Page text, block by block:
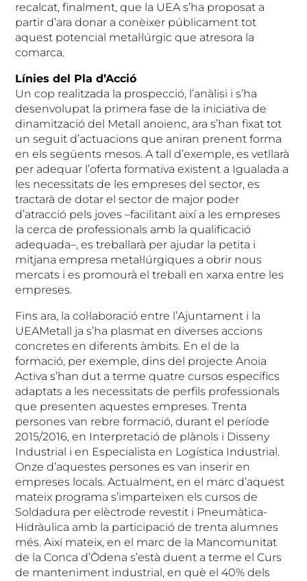
recalcat, finalment, que la UEA s’ha proposat a
partir d’ara donar a conèixer públicament tot
aquest potencial metal·lúrgic que atresora la
comarca.
Línies del Pla d’Acció
Un cop realitzada la prospecció, l’anàlisi i s’ha
desenvolupat la primera fase de la iniciativa de
dinamització del Metall anoienc, ara s’han fixat tot
un seguit d’actuacions que aniran prenent forma
en els següents mesos. A tall d’exemple, es vetllarà
per adequar l’oferta formativa existent a Igualada a
les necessitats de les empreses del sector, es
tractarà de dotar el sector de major poder
d’atracció pels joves –facilitant així a les empreses
la cerca de professionals amb la qualificació
adequada–, es treballarà per ajudar la petita i
mitjana empresa metal·lúrgiques a obrir nous
mercats i es promourà el treball en xarxa entre les
empreses.
Fins ara, la col·laboració entre l’Ajuntament i la
UEAMetall ja s’ha plasmat en diverses accions
concretes en diferents àmbits. En el de la
formació, per exemple, dins del projecte Anoia
Activa s’han dut a terme quatre cursos específics
adaptats a les necessitats de perfils professionals
que presenten aquestes empreses. Trenta
persones van rebre formació, durant el període
2015/2016, en Interpretació de plànols i Disseny
Industrial i en Especialista en Logística Industrial.
Onze d’aquestes persones es van inserir en
empreses locals. Actualment, en el marc d’aquest
mateix programa s’imparteixen els cursos de
Soldadura per elèctrode revestit i Pneumàtica-
Hidràulica amb la participació de trenta alumnes
més. Així mateix, en el marc de la Mancomunitat
de la Conca d’Òdena s’està duent a terme el Curs
de manteniment industrial, en què el 40% dels